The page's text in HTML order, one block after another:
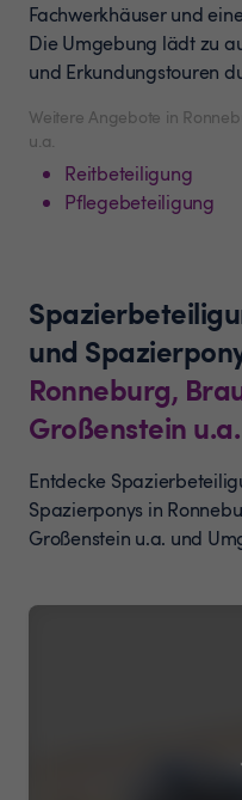
Weitere Angebote in
u.a.
Reitbeteiligung
Pflegebeteiligung
Fachwerkhäuser und
Die Umgebung lädt zu
und Erkundungstouren
und
Ronneburg,
Großenstein u.a.
Entdecke
Spazierponys in
Großenstein u.a. und